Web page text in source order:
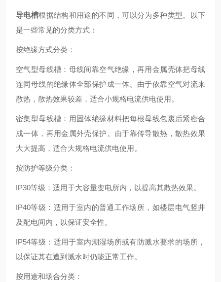
导电槽根据结构和用途的不同，可以分为多种类型。以下
是一些常见的分类方式：
按绝缘方式分类：
空气型母线槽：母线间靠空气绝缘，再用金属壳体把母线
连同母线的绝缘体全部保护成一体。由于依靠空气对流来
散热，散热效果较差，适合小规格电流供电使用。
密集型母线槽：用固体绝缘材料把每根母线包裹后紧密合
成一体，再用金属外壳保护。由于靠传导散热，散热效果
大大提高，适合大规格电流供电使用。
按防护等级分类：
IP30等级：适用于大容量变电所内，以提高其散热效果。
IP40等级：适用于室内的普通工作场所，如楼层电气竖井
及配电间内，以保证安全性。
IP54等级：适用于室内潮湿场所或有防溅水要求的场所，
以保证其在遭到溅水时仍能正常工作。
按用途和场合分类：